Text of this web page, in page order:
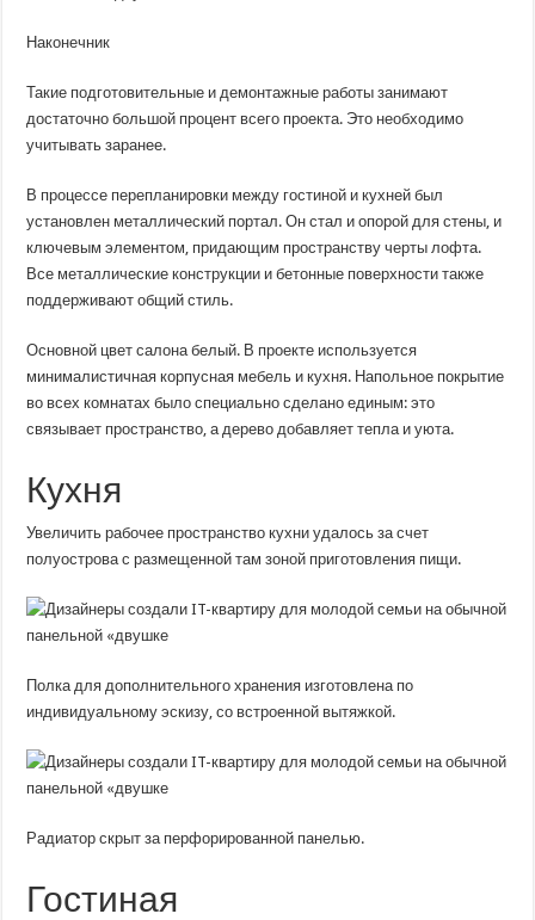
Наконечник
Такие подготовительные и демонтажные работы занимают
достаточно большой процент всего проекта. Это необходимо
учитывать заранее.
В процессе перепланировки между гостиной и кухней был
установлен металлический портал. Он стал и опорой для стены, и
ключевым элементом, придающим пространству черты лофта.
Все металлические конструкции и бетонные поверхности также
поддерживают общий стиль.
Основной цвет салона белый. В проекте используется
минималистичная корпусная мебель и кухня. Напольное покрытие
во всех комнатах было специально сделано единым: это
связывает пространство, а дерево добавляет тепла и уюта.
Кухня
Увеличить рабочее пространство кухни удалось за счет
полуострова с размещенной там зоной приготовления пищи.
Полка для дополнительного хранения изготовлена ​​по
индивидуальному эскизу, со встроенной вытяжкой.
Радиатор скрыт за перфорированной панелью.
Гостиная